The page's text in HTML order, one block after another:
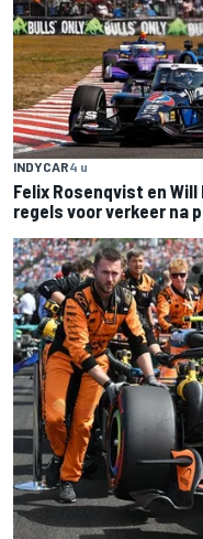
INDYCAR4 u
Felix Rosenqvist en
regels voor verkeer na